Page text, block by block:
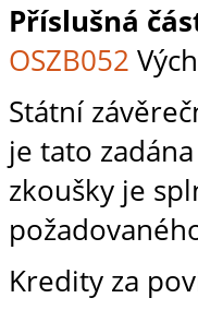
Příslušná
OSZB052
Státní
je tato
zkoušky je
Kredity za